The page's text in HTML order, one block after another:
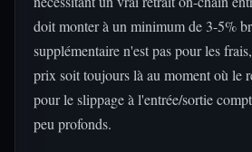
doit monter à un minimum de 3-5%
supplémentaire n'est pas pour les
prix soit toujours là au moment où le
pour le slippage à l'entrée/sortie
peu profonds.